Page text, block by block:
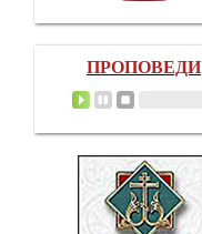
ПРОПОВЕДИ